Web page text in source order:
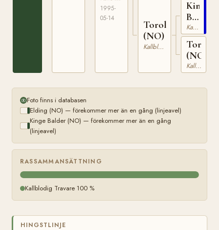
1995-
05-14
Toroline
(NO)
Kallblodig Travare
Kinge
Balder
(NO)
Kallblodig Travare
(NO)
Kallblodig Travare
Foto finns i databasen
Elding (NO) — förekommer mer än en gång (linjeavel)
Kinge Balder (NO) — förekommer mer än en gång
(linjeavel)
RASSAMMANSÄTTNING
Kallblodig Travare 100 %
HINGSTLINJE